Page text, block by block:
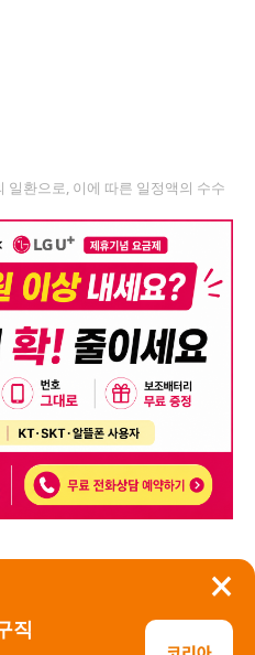
×
직
일환으로, 이에 따른 일정액의 수수